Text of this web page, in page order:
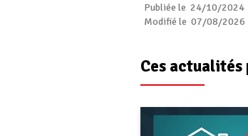
Publiée le 24/10/2024
Modifié le 07/08/2026
Ces actualités